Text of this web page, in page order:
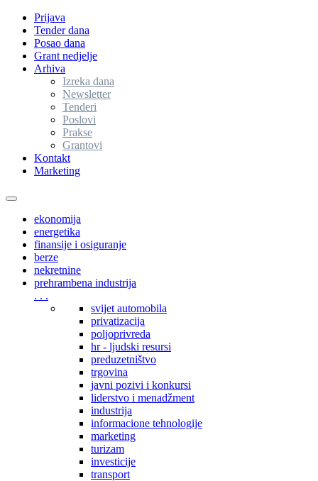
Prijava
Tender dana
Posao dana
Grant nedjelje
Arhiva
Izreka dana
Newsletter
Tenderi
Poslovi
Prakse
Grantovi
Kontakt
Marketing
Toggle
navigationekonomija
energetika
finansije i osiguranje
berze
nekretnine
prehrambena industrija
. . .
svijet automobila
privatizacija
poljoprivreda
hr - ljudski resursi
preduzetništvo
trgovina
javni pozivi i konkursi
liderstvo i menadžment
industrija
informacione tehnologije
marketing
turizam
investicije
transport